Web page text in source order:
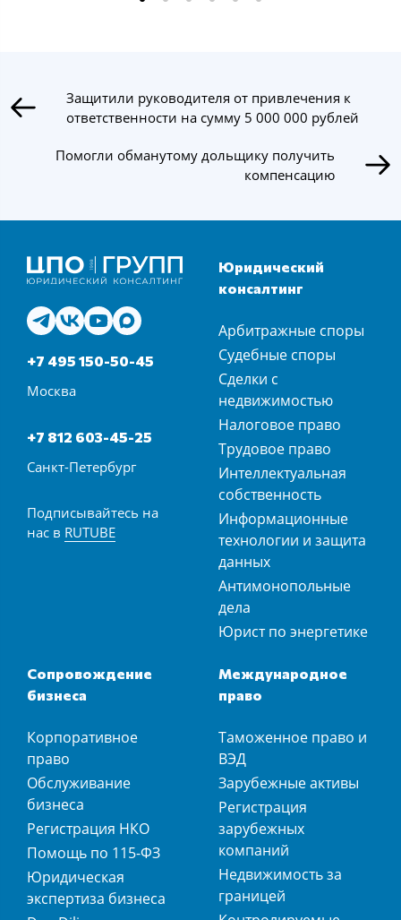
Защитили руководителя от привлечения к
ответственности на сумму 5 000 000 рублей
Помогли обманутому дольщику получить
компенсацию
+7 495 150-50-45
Москва
+7 812 603-45-25
Санкт-Петербург
Подписывайтесь на
нас в RUTUBE
Юридический
консалтинг
Арбитражные споры
Судебные споры
Сделки с
недвижимостью
Налоговое право
Трудовое право
Интеллектуальная
собственность
Информационные
технологии и защита
данных
Антимонопольные
дела
Юрист по энергетике
Сопровождение
бизнеса
Корпоративное
право
Обслуживание
бизнеса
Регистрация НКО
Помощь по 115-ФЗ
Юридическая
экспертиза бизнеса
Международное
право
Таможенное право и
ВЭД
Зарубежные активы
Регистрация
зарубежных
компаний
Недвижимость за
границей